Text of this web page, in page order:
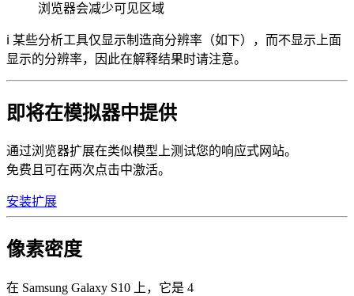
浏览器会减少可见区域
ℹ️ 某些分析工具仅显示制造商分辨率（如下），而不显示上面
显示的分辨率，因此在解释结果时请注意。
即将在模拟器中提供
通过浏览器扩展在类似模型上测试您的响应式网站。
免费且可在两次点击中激活。
安装扩展
像素密度
在 Samsung Galaxy S10 上，它是 4